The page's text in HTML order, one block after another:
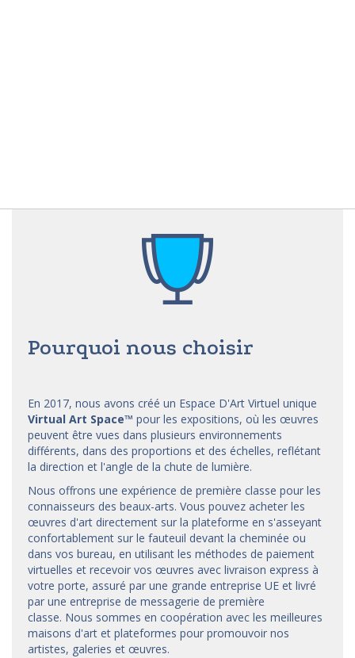
Pourquoi nous choisir
En 2017, nous avons créé un Espace D'Art Virtuel unique
Virtual Art Space™ pour les expositions, où les œuvres
peuvent être vues dans plusieurs environnements
différents, dans des proportions et des échelles, reflétant
la direction et l'angle de la chute de lumière.
Nous offrons une expérience de première classe pour les
connaisseurs des beaux-arts. Vous pouvez acheter les
œuvres d'art directement sur la plateforme en s'asseyant
confortablement sur le fauteuil devant la cheminée ou
dans vos bureau, en utilisant les méthodes de paiement
virtuelles et recevoir vos œuvres avec livraison express à
votre porte, assuré par une grande entreprise UE et livré
par une entreprise de messagerie de première
classe. Nous sommes en coopération avec les meilleures
maisons d'art et plateformes pour promouvoir nos
artistes, galeries et œuvres.